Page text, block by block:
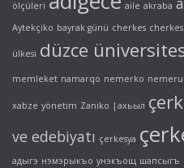
ölçüleri aile akraba
Aytekçiko bayrak günü cherkes
ülkesi düzce
memleket namarqo nemerko
xabze yönetim Zaniko |ахьыл
ve edebiyatı çerkesya
адыгэ нэмэрыкъо унэкъощ шапсыгъ